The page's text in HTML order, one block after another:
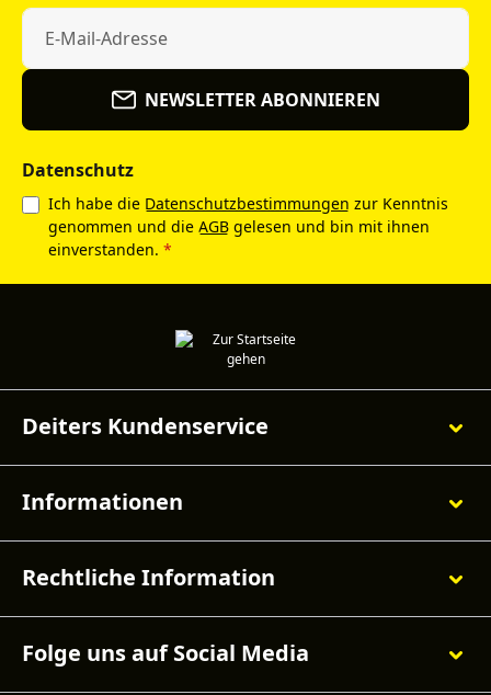
NEWSLETTER ABONNIEREN
Datenschutz
Ich habe die Datenschutzbestimmungen zur Kenntnis
genommen und die AGB gelesen und bin mit ihnen
einverstanden. *
Deiters Kundenservice
Informationen
Rechtliche Information
Folge uns auf Social Media